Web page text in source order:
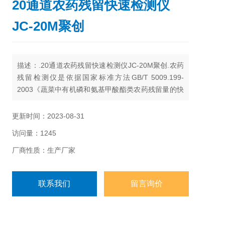
20通道农药残留快速检测仪
JC-20M聚创
描述：.20通道农药残留快速检测仪JC-20M聚创.农药
残留检测仪是依据国家标准方法GB/T 5009.199-
2003《蔬菜中有机磷和氨基甲酸酯类农药残留量的快
果、茶叶、粮食、水及土壤中有机磷和氨基甲酸酯类
小型农贸批发销售市场、农产品采购配送中心、酒
楼、食堂、家庭果蔬加工前安全检测。
更新时间：2023-08-31
访问量：1245
厂商性质：生产厂家
联系我们 留言询价